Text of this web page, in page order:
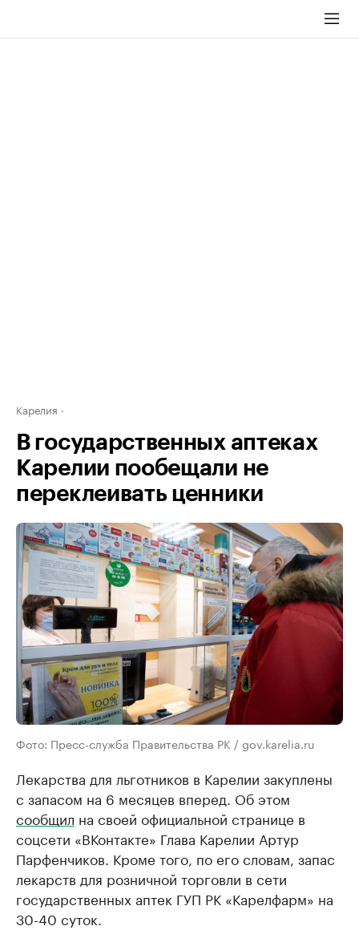
Карелия
В государственных аптеках
Карелии пообещали не
переклеивать ценники
Фото: Пресс-служба Правительства РК / gov.karelia.ru
Лекарства для льготников в Карелии закуплены
с запасом на 6 месяцев вперед. Об этом
сообщил на своей официальной странице в
соцсети «ВКонтакте» Глава Карелии Артур
Парфенчиков. Кроме того, по его словам, запас
лекарств для розничной торговли в сети
государственных аптек ГУП РК «Карелфарм» на
30-40 суток.